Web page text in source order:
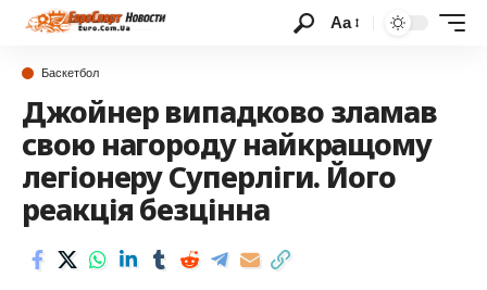
Аа
Баскетбол
Джойнер випадково зламав
свою нагороду найкращому
легіонеру Суперліги. Його
реакція безцінна